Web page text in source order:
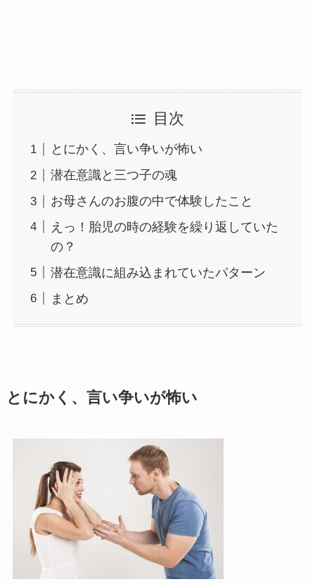
目次
とにかく、言い争いが怖い
潜在意識と三つ子の魂
お母さんのお腹の中で体験したこと
えっ！胎児の時の経験を繰り返していた
の？
潜在意識に組み込まれていたパターン
まとめ
とにかく、言い争いが怖い